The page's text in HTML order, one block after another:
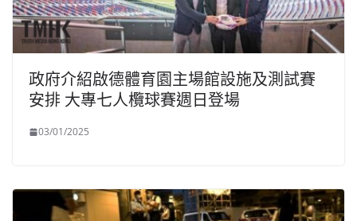
政府介紹啟德體育園主場館設施及測試賽
安排 大專七人欖球賽週日登場
03/01/2025